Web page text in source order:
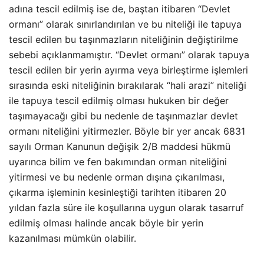
adına tescil edilmiş ise de, baştan itibaren “Devlet
ormanı” olarak sınırlandırılan ve bu niteliği ile tapuya
tescil edilen bu taşınmazların niteliğinin değiştirilme
sebebi açıklanmamıştır. “Devlet ormanı” olarak tapuya
tescil edilen bir yerin ayırma veya birleştirme işlemleri
sırasında eski niteliğinin bırakılarak “hali arazi” niteliği
ile tapuya tescil edilmiş olması hukuken bir değer
taşımayacağı gibi bu nedenle de taşınmazlar devlet
ormanı niteliğini yitirmezler. Böyle bir yer ancak 6831
sayılı Orman Kanunun değişik 2/B maddesi hükmü
uyarınca bilim ve fen bakımından orman niteliğini
yitirmesi ve bu nedenle orman dışına çıkarılması,
çıkarma işleminin kesinleştiği tarihten itibaren 20
yıldan fazla süre ile koşullarına uygun olarak tasarruf
edilmiş olması halinde ancak böyle bir yerin
kazanılması mümkün olabilir.